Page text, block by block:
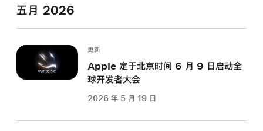
五月 2026
更新
Apple 定于北京时间 6 月 9 日启动全
球开发者大会
2026 年 5 月 19 日